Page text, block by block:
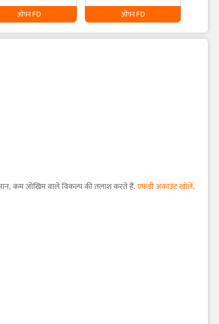
ओपन FD ओपन FD
कम जोखिम वाले विकल्प की तलाश करते हैं.एफडी अकाउंट खोलें.